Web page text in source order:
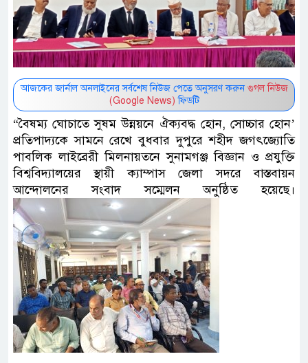
আজকের জার্নাল অনলাইনের সর্বশেষ নিউজ পেতে অনুসরণ করুন গুগল নিউজ
(Google News) ফিডটি
“বৈষম্য ঘোচাতে সুষম উন্নয়নে ঐক্যবদ্ধ হোন, সোচ্চার হোন’
প্রতিপাদ্যকে সামনে রেখে বুধবার দুপুরে শহীদ জগৎজ্যোতি
পাবলিক লাইব্রেরী মিলনায়তনে সুনামগঞ্জ বিজ্ঞান ও প্রযুক্তি
বিশ্ববিদ্যালয়ের স্থায়ী ক্যাম্পাস জেলা সদরে বাস্তবায়ন
আন্দোলনের সংবাদ সম্মেলন অনুষ্ঠিত হয়েছে।